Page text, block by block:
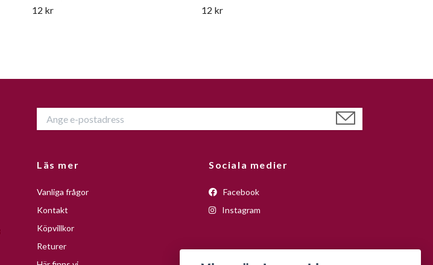
12 kr
12 kr
Läs mer
Vanliga frågor
Kontakt
Köpvillkor
Returer
Sociala medier
Facebook
Instagram